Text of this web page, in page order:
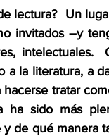
lectura?  Un
invitados –y
intelectuales.
a la literatura, a
hacerse tratar
ha sido más
de qué manera